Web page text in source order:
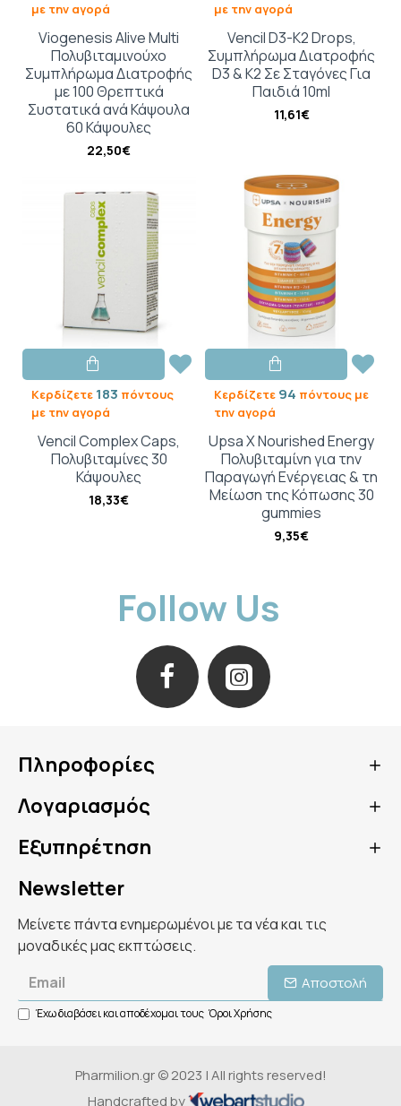
με την αγορά
Viogenesis Alive Multi
Πολυβιταμινούχο
Συμπλήρωμα Διατροφής
με 100 Θρεπτικά
Συστατικά ανά Κάψουλα
60 Κάψουλες
22,50€
με την αγορά
Vencil D3-K2 Drops,
Συμπλήρωμα Διατροφής
D3 & Κ2 Σε Σταγόνες Για
Παιδιά 10ml
11,61€
Κερδίζετε 183 πόντους
με την αγορά
Vencil Complex Caps,
Πολυβιταμίνες 30
Κάψουλες
18,33€
Κερδίζετε 94 πόντους με
την αγορά
Upsa X Nourished Energy
Πολυβιταμίνη για την
Παραγωγή Ενέργειας & τη
Μείωση της Κόπωσης 30
gummies
9,35€
Follow Us
Πληροφορίες
Λογαριασμός
Εξυπηρέτηση
Newsletter
Μείνετε πάντα ενημερωμένοι με τα νέα και τις
μοναδικές μας εκπτώσεις.
Αποστολή
Έχω διαβάσει και αποδέχομαι τους Όροι Χρήσης
Pharmilion.gr © 2023 | All rights reserved!
Handcrafted by